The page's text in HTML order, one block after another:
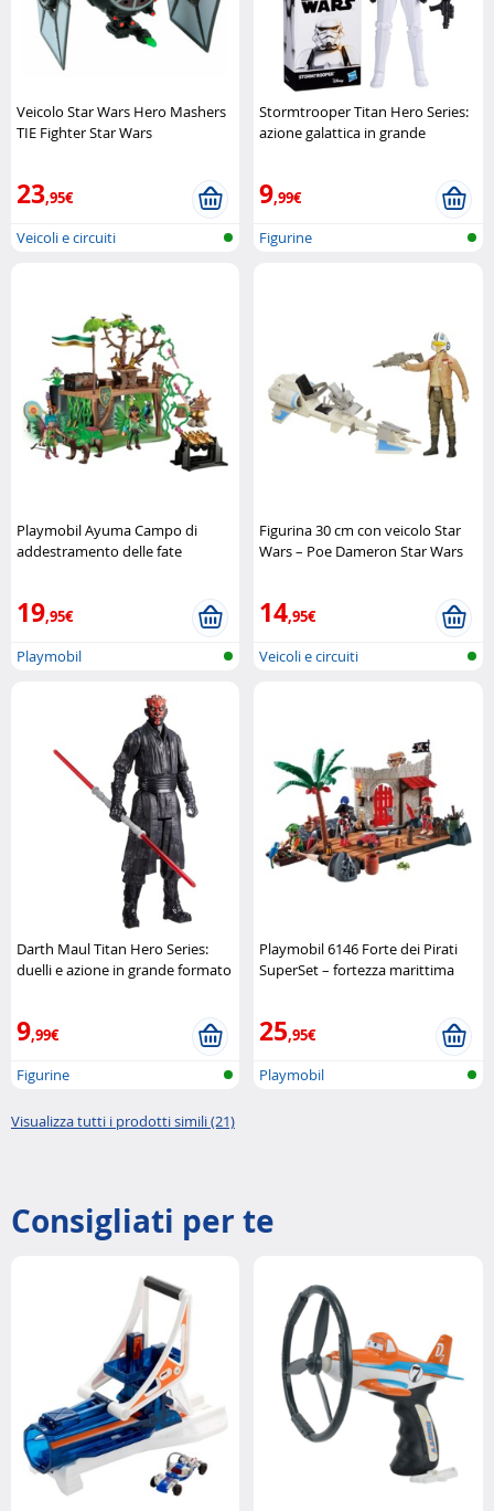
Veicolo Star Wars Hero Mashers
TIE Fighter Star Wars
23,95€
Veicoli e circuiti
Stormtrooper Titan Hero Series:
azione galattica in grande
9,99€
Figurine
Playmobil Ayuma Campo di
addestramento delle fate
19,95€
Playmobil
Figurina 30 cm con veicolo Star
Wars – Poe Dameron Star Wars
14,95€
Veicoli e circuiti
Darth Maul Titan Hero Series:
duelli e azione in grande formato
9,99€
Figurine
Playmobil 6146 Forte dei Pirati
SuperSet – fortezza marittima
25,95€
Playmobil
Visualizza tutti i prodotti simili (21)
Consigliati per te